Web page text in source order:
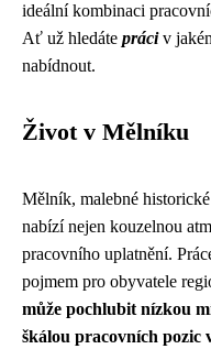
ideální kombinaci
Ať už hledáte práciv
nabídnout.
Život v Mělníku
Mělník, malebné
nabízí nejen kouzelnou
pracovního uplatnění.
pojmem pro obyvatele
může pochlubit nízkou
škálou pracovních pozic